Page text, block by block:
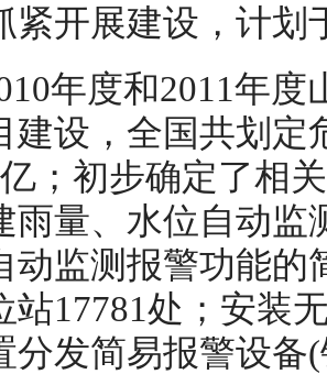
紧开展建设，计划
年度和2011年
建设，全国共划定
；初步确定了相
雨量、水位自动监
动监测报警功能的
站17781处；安装
分发简易报警设备